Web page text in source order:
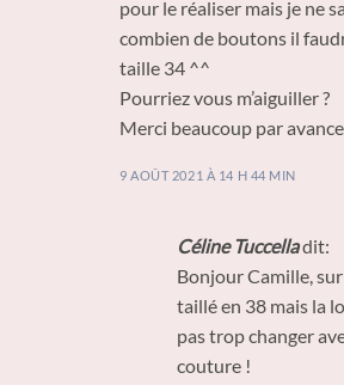
pour le réaliser mais je ne
combien de boutons il
taille 34 ^^
Pourriez vous m’aiguiller ?
Merci beaucoup par
9 AOÛT 2021 À 14 H 44 MIN
Céline Tuccelladit:
Bonjour Camille,
taillé en 38 mais la
pas trop changer
couture !